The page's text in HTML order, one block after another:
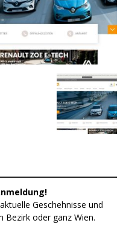
Geschehnisse und
Bezirk oder ganz Wien.